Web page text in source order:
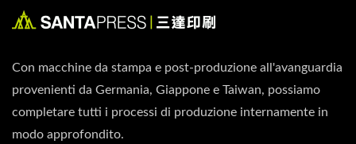
Con macchine da stampa e post-produzione all'avanguardia
provenienti da Germania, Giappone e Taiwan, possiamo
completare tutti i processi di produzione internamente in
modo approfondito.